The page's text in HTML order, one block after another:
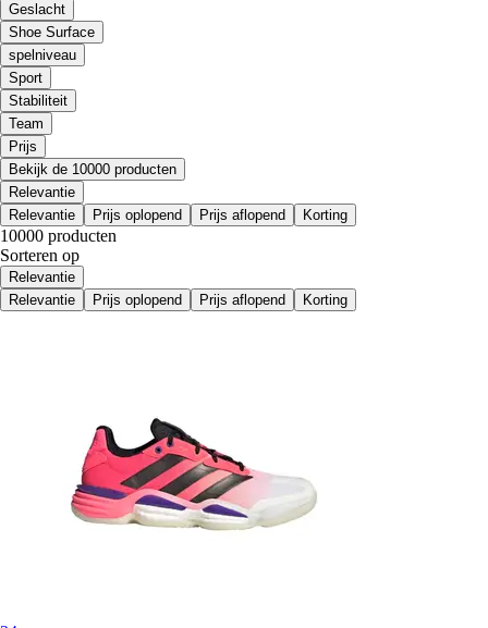
Geslacht
Shoe Surface
spelniveau
Sport
Stabiliteit
Team
Prijs
Bekijk de 10000 producten
Relevantie
Relevantie
Prijs oplopend Prijs aflopend Korting
10000 producten
Sorteren op
Relevantie
Relevantie
Prijs oplopend Prijs aflopend Korting